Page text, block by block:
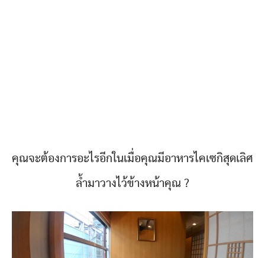
คุณจะต้องการอะไรอีกในเมื่อคุณมีอาหารไคเซกิสุดเลิศ
ล้ำมาวางไว้ข้างหน้าคุณ ?